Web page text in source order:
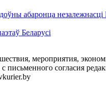
абаронца незалежнасці
Беларусі
мероприятия,
письменного согласия